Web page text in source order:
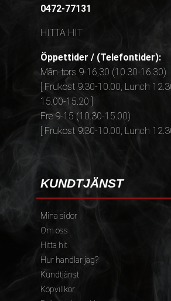
0472-77131
HITTA HIT
Öppettider / (Telefontider):
Mån-tors 9-16,30 (10.30-16.30)
[ Frukost 9.30-10.00, Lunch
15.00-15.20 ]
Fre 9-15 (10.30-15.00)
[ Frukost 9.30-10.00, Lunch
KUNDTJÄNST
Mina sidor
Om oss
Hitta hit
Hur handlar jag?
Kundtjänst
Köpvillkor